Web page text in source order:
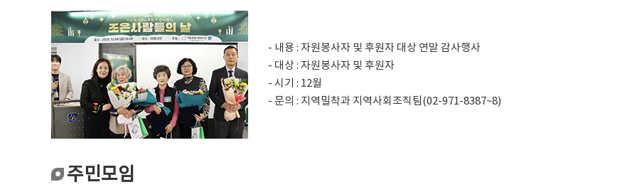
- 내용 : 자원봉사자 및 후원자 대상 연말 감사행사
- 대상 : 자원봉사자 및 후원자
- 시기 : 12월
- 문의 : 지역밀착과 지역사회조직팀(02-971-8387~8)
주민모임